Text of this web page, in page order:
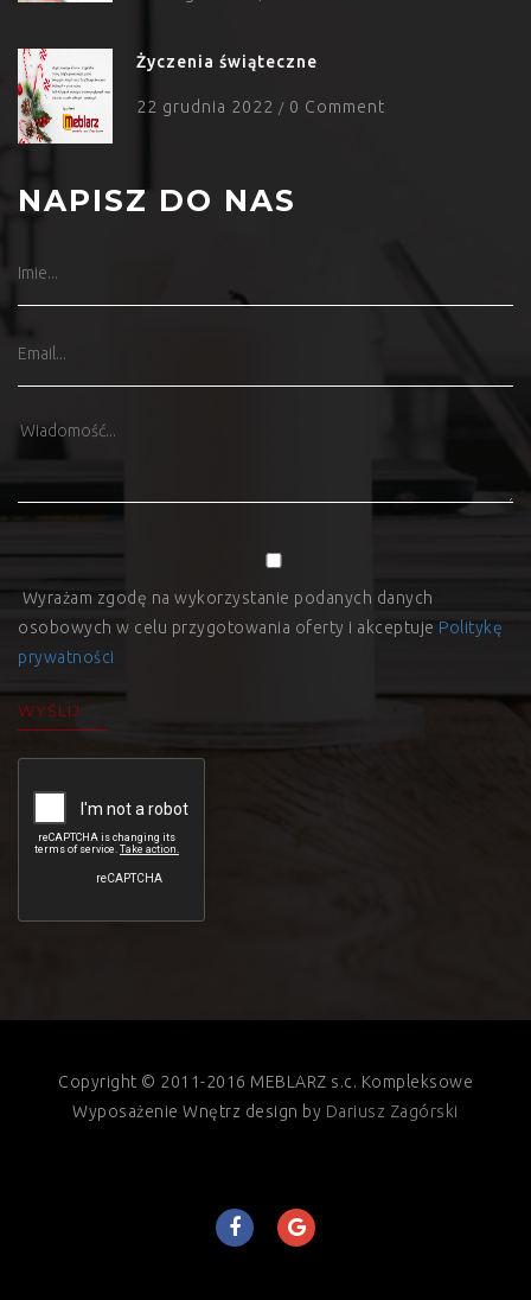
Życzenia świąteczne
22 grudnia 2022 / 0 Comment
NAPISZ DO NAS
Wyrażam zgodę na wykorzystanie podanych danych
osobowych w celu przygotowania oferty i akceptuje Politykę
prywatności
Copyright © 2011-2016 MEBLARZ s.c. Kompleksowe
Wyposażenie Wnętrz design by Dariusz Zagórski